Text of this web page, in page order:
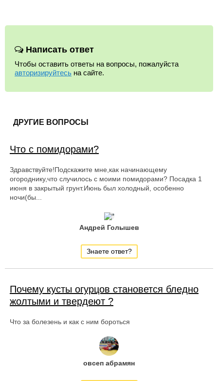
Написать ответ
Чтобы оставить ответы на вопросы, пожалуйста
авторизируйтесь на сайте.
ДРУГИЕ ВОПРОСЫ
Что с помидорами?
Здравствуйте!Подскажите мне,как начинающему
огороднику,что случилось с моими помидорами? Посадка 1
июня в закрытый грунт.Июнь был холодный, особенно
ночи(бы...
Андрей Голышев
Знаете ответ?
Почему кусты огурцов становется бледно
жолтыми и твердеют ?
Что за болезень и как с ним бороться
овсеп абрамян